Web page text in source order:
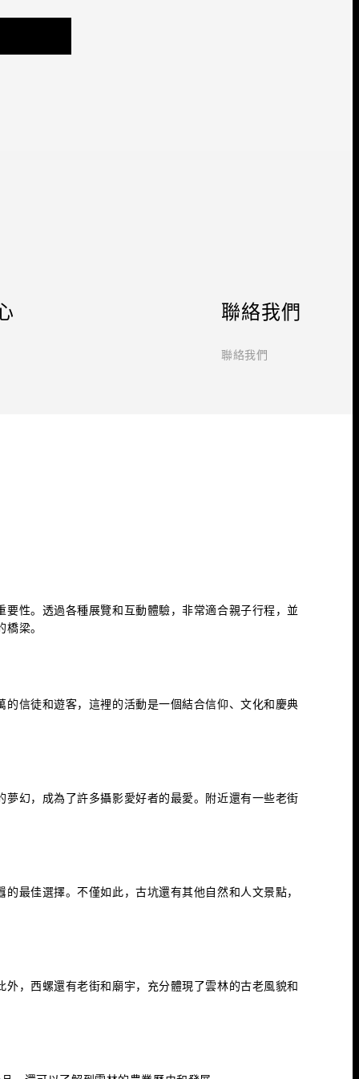
聯絡我們
聯絡我們
性。透過各種展覽和互動體驗，非常適合親子行程，並
梁。
信徒和遊客，這裡的活動是一個結合信仰、文化和慶典
幻，成為了許多攝影愛好者的最愛。附近還有一些老街
最佳選擇。不僅如此，古坑還有其他自然和人文景點，
，西螺還有老街和廟宇，充分體現了雲林的古老風貌和